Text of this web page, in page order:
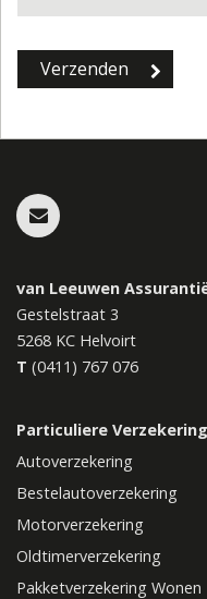
van Leeuwen
Gestelstraat 3
5268 KC Helvoirt
T (0411) 767 076
Particuliere
Autoverzekering
Bestelautoverzekering
Motorverzekering
Oldtimerverzekering
Pakketverzekering Wonen